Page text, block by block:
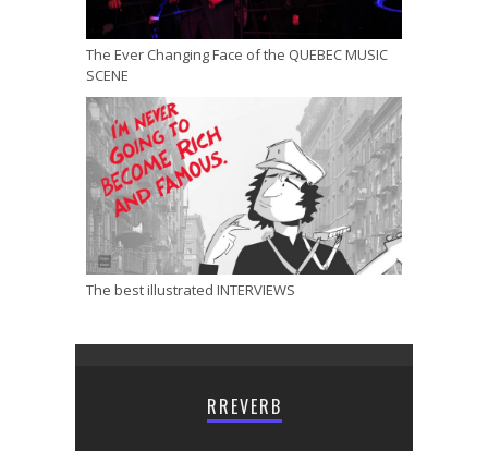
The Ever Changing Face of the QUEBEC MUSIC
SCENE
The best illustrated INTERVIEWS
RREVERB